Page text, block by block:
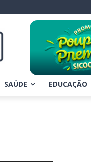
SAÚDE EDUCAÇÃO